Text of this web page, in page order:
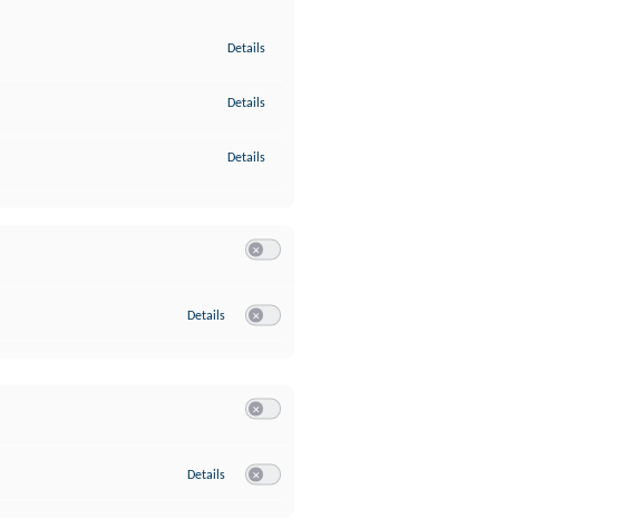
Details
Details
Details
Details zu Google Analytics
Details zu YouTube